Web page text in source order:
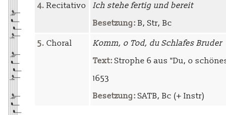
4. Recitativo
Ich stehe fertig und bereit
Besetzung: B, Str, Bc
5. Choral
Komm, o Tod, du Schlafes Bruder
Text: Strophe 6 aus "Du, o
1653
Besetzung: SATB, Bc (+ Instr)